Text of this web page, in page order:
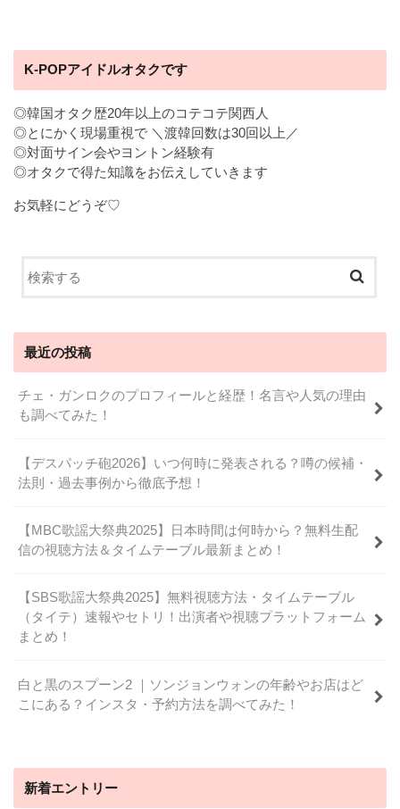
K-POPアイドルオタクです
◎韓国オタク歴20年以上のコテコテ関西人
◎とにかく現場重視で ＼渡韓回数は30回以上／
◎対面サイン会やヨントン経験有
◎オタクで得た知識をお伝えしていきます
お気軽にどうぞ♡
最近の投稿
チェ・ガンロクのプロフィールと経歴！名言や人気の理由
も調べてみた！
【デスパッチ砲2026】いつ何時に発表される？噂の候補・
法則・過去事例から徹底予想！
【MBC歌謡大祭典2025】日本時間は何時から？無料生配
信の視聴方法＆タイムテーブル最新まとめ！
【SBS歌謡大祭典2025】無料視聴方法・タイムテーブル
（タイテ）速報やセトリ！出演者や視聴プラットフォーム
まとめ！
白と黒のスプーン2 ｜ソンジョンウォンの年齢やお店はど
こにある？インスタ・予約方法を調べてみた！
新着エントリー